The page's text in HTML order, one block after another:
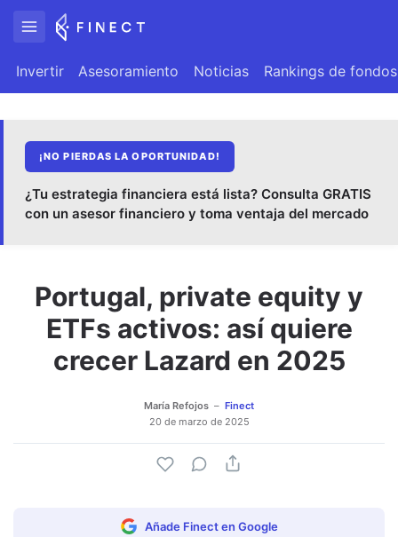
Invertir Asesoramiento Noticias Rankings de fondos
¡NO PIERDAS LA OPORTUNIDAD!
¿Tu estrategia financiera está lista? Consulta GRATIS
con un asesor financiero y toma ventaja del mercado
Portugal, private equity y
ETFs activos: así quiere
crecer Lazard en 2025
María Refojos
Finect
20 de marzo de 2025
Añade Finect en Google